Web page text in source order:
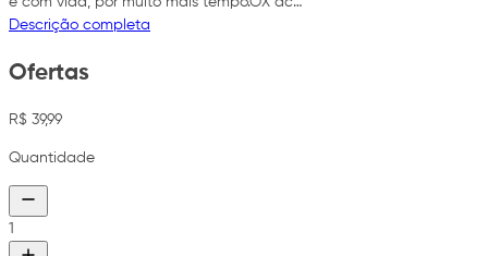
Descrição completa
Ofertas
R$ 39,99
Quantidade
1